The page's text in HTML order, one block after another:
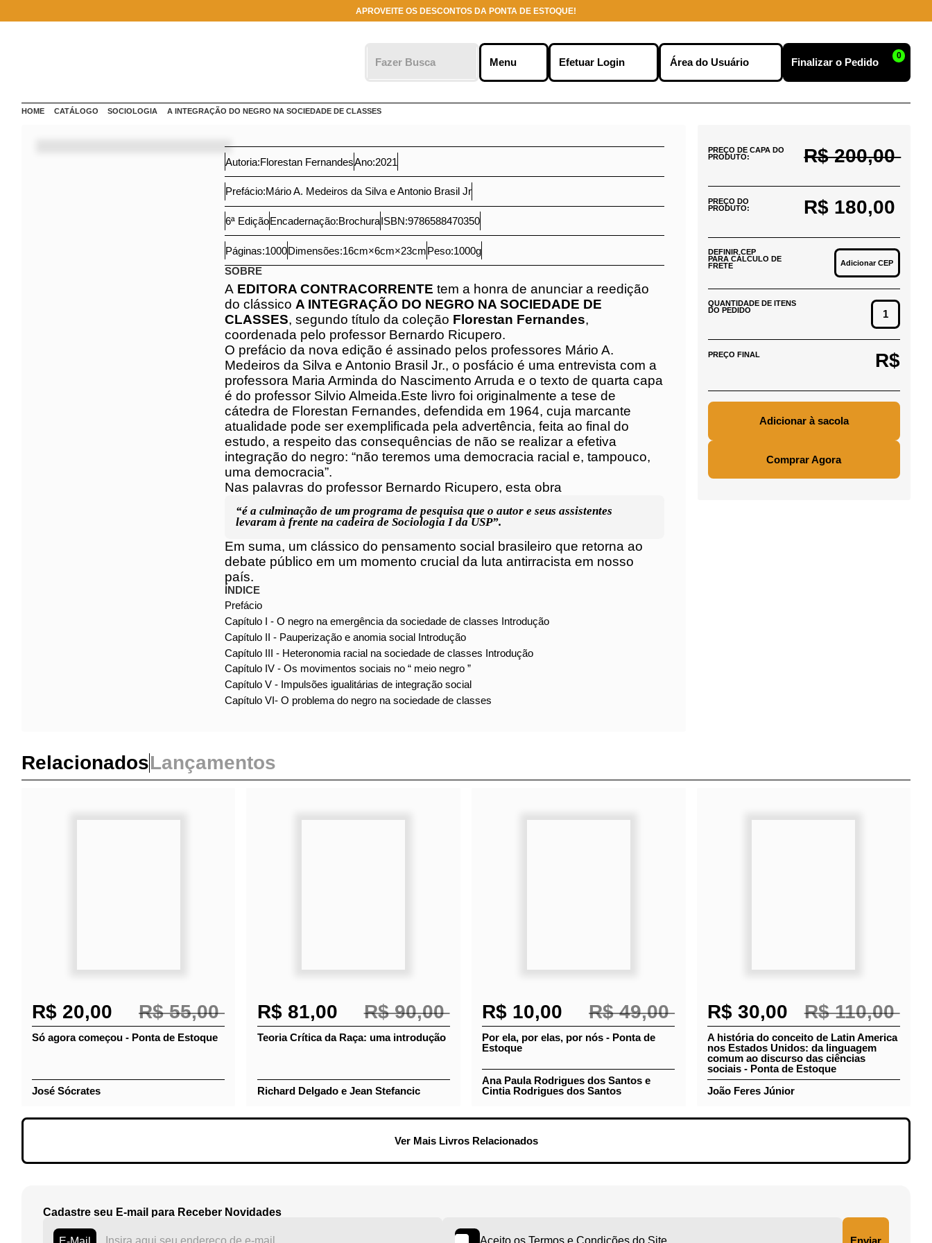
Configure sua experiência ajustando suas preferências. Ao clicar em
APROVEITE OS DESCONTOS DA PONTA DE ESTOQUE!
Menu Efetuar Login Finalizar o Pedido 0
HOME CATÁLOGO SOCIOLOGIA A INTEGRAÇÃO DO NEGRO NA SOCIEDADE DE CLASSES
Autoria:Florestan FernandesAno:2021
Prefácio:Mário A. Medeiros da Silva e Antonio Brasil Jr
6ª EdiçãoEncadernação:BrochuraISBN:9786588470350
Páginas:1000Dimensões:16cm×6cm×23cmPeso:1000
SOBRE
A EDITORA CONTRACORRENTEtem a honra de anunciar a
reedição do clássicoA INTEGRAÇÃO DO NEGRO NA SOCIEDADE
DE CLASSES, segundo título da coleçãoFlorestan Fernandes
coordenada pelo professor Bernardo Ricupero.
O prefácio da nova edição é assinado pelos professores Mário A.
Medeiros da Silva e Antonio Brasil Jr., o posfácio é uma entrevista
com a professora Maria Arminda do Nascimento Arruda e o texto
de quarta capa é do professor Silvio Almeida.Este livro foi
originalmente a tese de cátedra de Florestan Fernandes,
defendida em 1964, cuja marcante atualidade pode ser
exemplificada pela advertência, feita ao final do estudo, a
respeito das consequências de não se realizar a efetiva
integração do negro: “não teremos uma democracia racial e,
tampouco, uma democracia”.
Nas palavras do professor Bernardo Ricupero, esta obra
“é a culminação de um programa de pesquisa que o autor e seus assistentes
Em suma, um clássico do pensamento social brasileiro que
retorna ao debate público em um momento crucial da luta
antirracista em nosso país.
ÍNDICE
Prefácio
Capítulo I - O negro na emergência da sociedade de classes Introdução
Capítulo II - Pauperização e anomia social Introdução
Capítulo III - Heteronomia racial na sociedade de classes Introdução
Capítulo IV - Os movimentos sociais no “ meio negro ”
Capítulo V - Impulsões igualitárias de integração social
PREÇO DE CAPA DO
PRODUTO: R$ 200,00
PREÇO DO
PRODUTO: R$ 180,00
DEFINIR CEP
PARA CÁLCULO DE
FRETE Adicionar CEP
QUANTIDADE DE ITENS
DO PEDIDO
PREÇO FINAL R$
Comprar Agora
RelacionadosLançamentos
R$ 20,00 R$ 55,00 R$ 81,00 R$ 90,00 R$ 10,00 R$ 49,00
Por ela, por elas, por nós - Ponta de
Ana Paula Rodrigues dos Santos e
R$ 30,00 R$ 110,00
A história do conceito de Latin
America nos Estados Unidos: da
linguagem comum ao discurso das
ciências sociais - Ponta de Estoque
Cadastre seu E-mail para Receber Novidades